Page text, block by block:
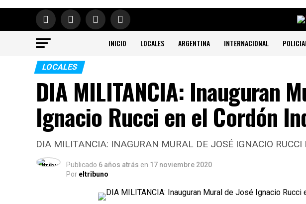
INICIO LOCALES ARGENTINA INTERNACIONAL
LOCALES
DIA MILITANCIA: Inauguran
Ignacio Rucci en el Cordón
DIA MILITANCIA: INAGURAN MURAL DE JOSÉ IGNACIO
Publicado 6 años atrás en 17 noviembre 2020
Por eltribuno